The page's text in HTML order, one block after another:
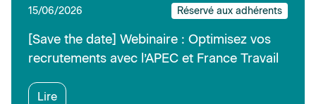
15/06/2026 Réservé aux adhérents
[Save the date] Webinaire : Optimisez vos
recrutements avec l’APEC et France Travail
Lire